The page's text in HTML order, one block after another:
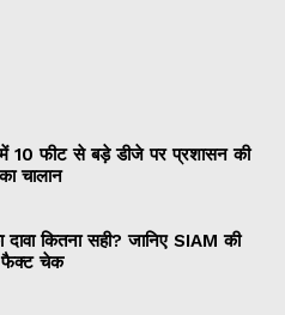
10 फीट से बड़े डीजे पर प्रशासन की
चालान
कितना सही? जानिए SIAM की
फैक्ट चेक